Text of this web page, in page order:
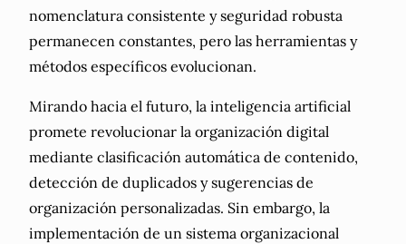
nomenclatura consistente y seguridad robusta
permanecen constantes, pero las herramientas y
métodos específicos evolucionan.
Mirando hacia el futuro, la inteligencia artificial
promete revolucionar la organización digital
mediante clasificación automática de contenido,
detección de duplicados y sugerencias de
organización personalizadas. Sin embargo, la
implementación de un sistema organizacional